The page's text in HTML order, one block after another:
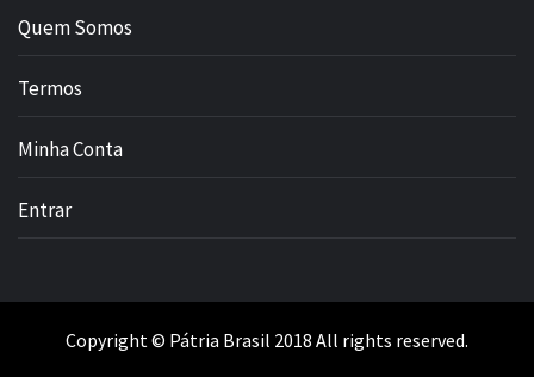
Quem Somos
Termos
Minha Conta
Entrar
Copyright © Pátria Brasil 2018 All rights reserved.